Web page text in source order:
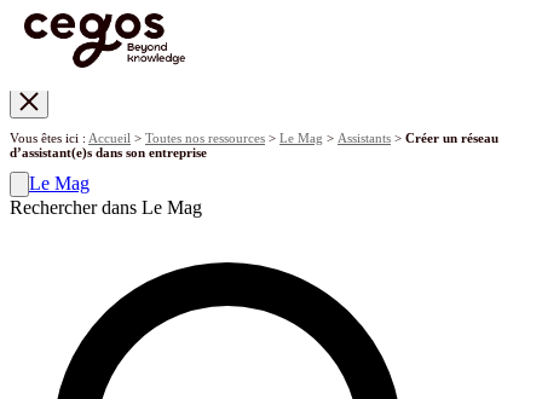
Vous êtes ici : Accueil > Toutes nos ressources > Le Mag > Assistants > Créer un réseau
d’assistant(e)s dans son entreprise
Le Mag
Rechercher dans Le Mag